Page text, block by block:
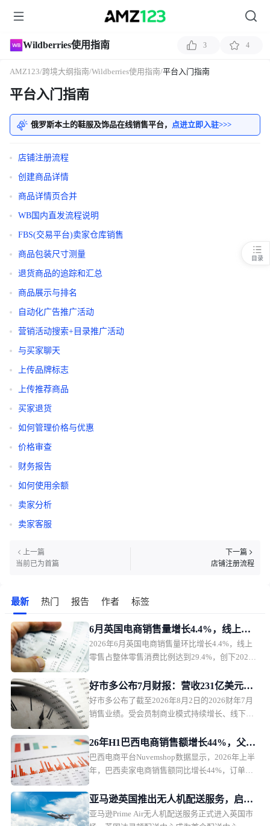
Wildberries使用指南 3 4
AMZ123/跨境大纲指南/Wildberries使用指南/平台入门指南
平台入门指南
俄罗斯本土的鞋服及饰品在线销售平台， 点进立即入驻>>>
店铺注册流程
创建商品详情
商品详情页合并
WB国内直发流程说明
FBS(交易平台)卖家仓库销售
商品包装尺寸测量
退货商品的追踪和汇总
商品展示与排名
自动化广告推广活动
营销活动搜索+目录推广活动
与买家聊天
上传品牌标志
上传推荐商品
买家退货
如何管理价格与优惠
价格审查
财务报告
如何使用余额
卖家分析
卖家客服
上一篇
当前已为首篇
下一篇
店铺注册流程
最新 热门 报告 作者 标签
6月英国电商销售量增长4.4%，线上消
费回暖
2026年6月英国电商销售量环比增长4.4%，线上
零售占整体零售消费比例达到29.4%，创下2021
好市多公布7月财报：营收231亿美元，
电商增长17.7%
好市多公布了截至2026年8月2日的2026财年7月
销售业绩。受会员制商业模式持续增长、线下门
销售额同比实现双位数增长，可比销售额保持较
快增长。
26年H1巴西电商销售额增长44%，父亲
节消费升温
巴西电商平台Nuvemshop数据显示，2026年上半
年，巴西卖家电商销售额同比增长44%，订单量
dos Pais）成为2026年下半年零售市场的首个重要
消费节点，推动当地电商销售持续增长。
亚马逊英国推出无人机配送服务，启用
达灵顿配送中心
亚马逊Prime Air无人机配送服务正式进入英国市
目录